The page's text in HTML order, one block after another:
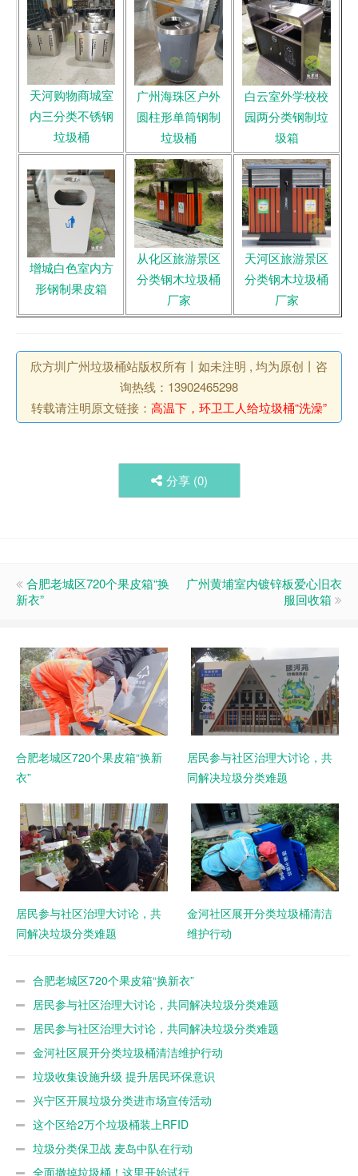
天河购物商城室
内三分类不锈钢
垃圾桶
广州海珠区户外
圆柱形单筒钢制
垃圾桶
白云室外学校校
园两分类钢制垃
圾箱
增城白色室内方
形钢制果皮箱
从化区旅游景区
分类钢木垃圾桶
厂家
天河区旅游景区
分类钢木垃圾桶
厂家
欣方圳广州垃圾桶站版权所有丨如未注明 , 均为原创丨咨
询热线：13902465298
转载请注明原文链接： 高温下，环卫工人给垃圾桶“洗澡”
分享 (0)
合肥老城区720个果皮箱“换
新衣”
广州黄埔室内镀锌板爱心旧衣
服回收箱
合肥老城区720个果皮箱“换新
衣”
居民参与社区治理大讨论，共
同解决垃圾分类难题
居民参与社区治理大讨论，共
同解决垃圾分类难题
金河社区展开分类垃圾桶清洁
维护行动
合肥老城区720个果皮箱“换新衣”
居民参与社区治理大讨论，共同解决垃圾分类难题
居民参与社区治理大讨论，共同解决垃圾分类难题
金河社区展开分类垃圾桶清洁维护行动
垃圾收集设施升级 提升居民环保意识
兴宁区开展垃圾分类进市场宣传活动
这个区给2万个垃圾桶装上RFID
垃圾分类保卫战 麦岛中队在行动
全面撤掉垃圾桶！这里开始试行